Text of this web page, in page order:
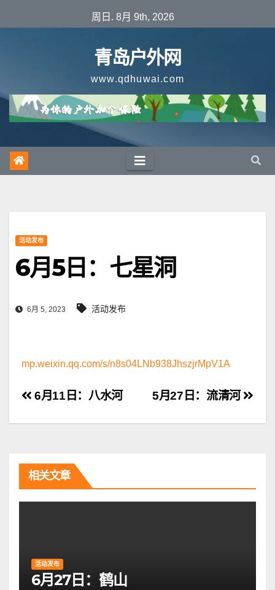
至
周日. 8月 9th, 2026
青岛户外网
www.qdhuwai.com
活动发布
6月5日：七星洞
6月 5, 2023 活动发布
mp.weixin.qq.com/s/n8s04LNb938JhszjrMpV1A
文
章
航
5月27日：流清河
6月11日：八水河
相关文章
活动发布
6月27日：鹤山